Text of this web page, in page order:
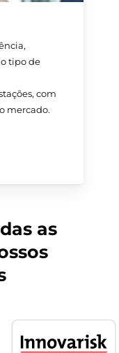
tipo de
com
mercado.
as